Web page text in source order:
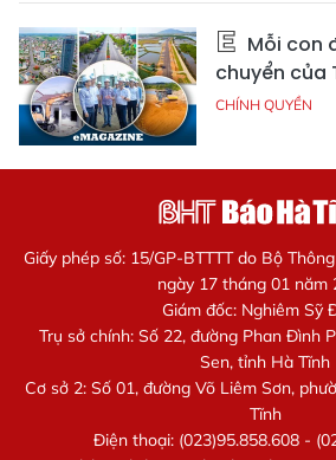
Mỗi con
chuyển của
CHÍNH QUYỀN
Giấy phép số: 15/GP-BTTTT do Bộ
ngày 17 tháng 01 năm
Giám đốc: Nghiêm Sỹ
Trụ sở chính: Số 22, đường Phan Đình
Sen, tỉnh Hà Tĩnh
Cơ sở 2: Số 01, đường Võ Liêm Sơn,
Tĩnh
Điện thoại: (023)95.858.608 -